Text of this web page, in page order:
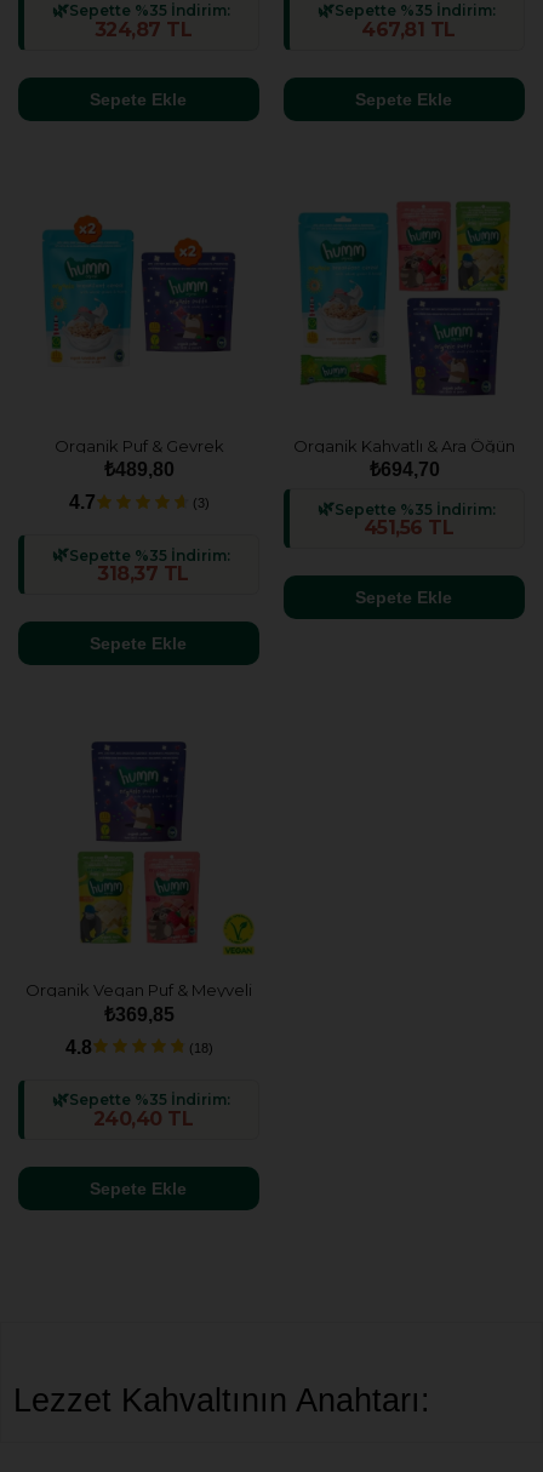
Sepette %35 İndirim:
324,87 TL
Sepete Ekle
Sepette %35 İndirim:
467,81 TL
Sepete Ekle
Organik Puf & Gevrek
Atıştırmalık Paketi - 4 adet (2
çeşit)
₺489,80
4.7
(3)
Sepette %35 İndirim:
318,37 TL
Sepete Ekle
Organik Kahvatlı & Ara Öğün
Atıştırmalık Paketi - 5 Adet (5
₺694,70
Sepette %35 İndirim:
451,56 TL
Sepete Ekle
Organik Vegan Puf & Meyveli
Mini Küpler Atıştırmalık
Paketi - 3 Adet (3 çeşit)
₺369,85
4.8
(18)
Sepette %35 İndirim:
240,40 TL
Sepete Ekle
Lezzet Kahvaltının Anahtarı: